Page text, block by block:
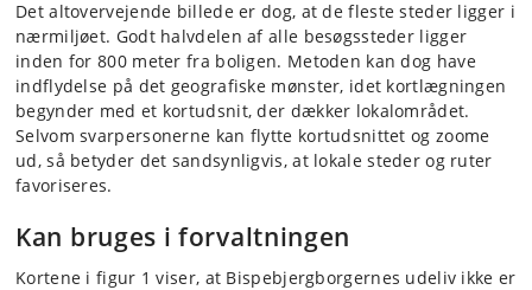
Det altovervejende billede er dog, at de fleste steder ligger i
nærmiljøet. Godt halvdelen af alle besøgssteder ligger
inden for 800 meter fra boligen. Metoden kan dog have
indflydelse på det geografiske mønster, idet kortlægningen
begynder med et kortudsnit, der dækker lokalområdet.
Selvom svarpersonerne kan flytte kortudsnittet og zoome
ud, så betyder det sandsynligvis, at lokale steder og ruter
favoriseres.
Kan bruges i forvaltningen
Kortene i figur 1 viser, at Bispebjergborgernes udeliv ikke er